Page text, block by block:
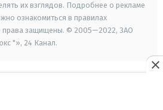
их взглядов. Подробнее о рекламе
ознакомиться в правилах
права защищены. © 2005—2022, ЗАО
"», 24 Канал.